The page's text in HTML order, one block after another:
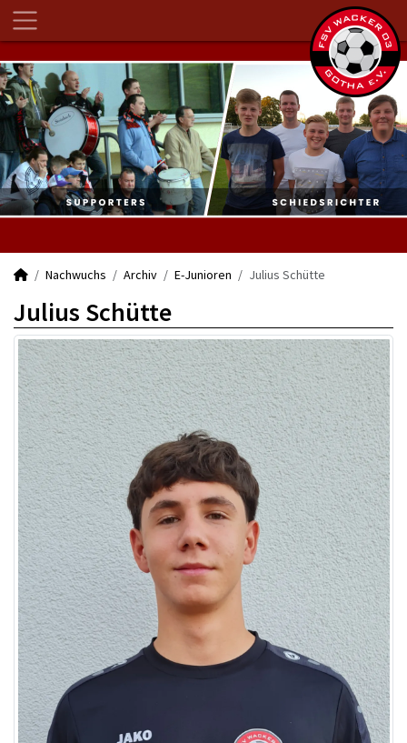
Nachwuchs Archiv E-Junioren Julius Schütte
Julius Schütte